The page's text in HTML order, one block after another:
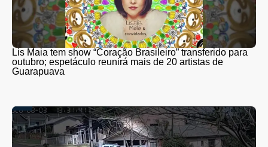
Lis Maia tem show “Coração Brasileiro” transferido para
outubro; espetáculo reunirá mais de 20 artistas de
Guarapuava